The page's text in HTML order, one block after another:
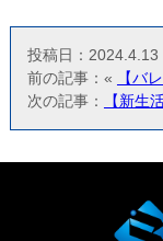
投稿日：2024.4.13
前の記事：«
【バ
次の記事：
【新生